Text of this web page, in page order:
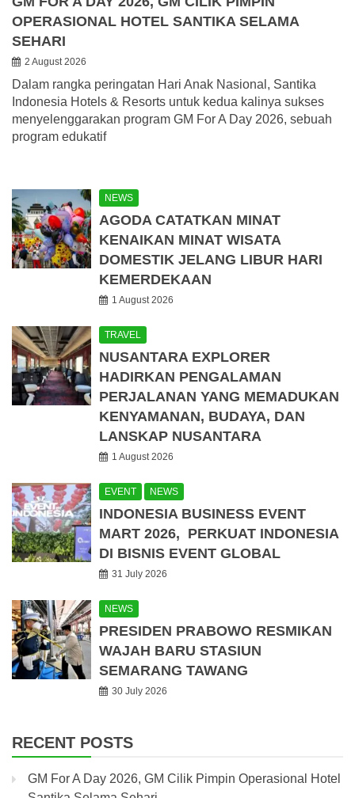
OPERASIONAL HOTEL SANTIKA SELAMA
SEHARI
2 August 2026
Dalam rangka peringatan Hari Anak Nasional, Santika
Indonesia Hotels & Resorts untuk kedua kalinya sukses
menyelenggarakan program GM For A Day 2026, sebuah
program edukatif
NEWS
AGODA CATATKAN MINAT
KENAIKAN MINAT WISATA
DOMESTIK JELANG LIBUR HARI
KEMERDEKAAN
1 August 2026
TRAVEL
NUSANTARA EXPLORER
HADIRKAN PENGALAMAN
PERJALANAN YANG MEMADUKAN
KENYAMANAN, BUDAYA, DAN
LANSKAP NUSANTARA
1 August 2026
EVENT NEWS
INDONESIA BUSINESS EVENT
MART 2026, PERKUAT INDONESIA
DI BISNIS EVENT GLOBAL
31 July 2026
NEWS
PRESIDEN PRABOWO RESMIKAN
WAJAH BARU STASIUN
SEMARANG TAWANG
30 July 2026
RECENT POSTS
GM For A Day 2026, GM Cilik Pimpin Operasional Hotel